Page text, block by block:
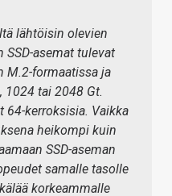
lähtöisin olevien
asemat tulevat
M.2-formaatissa ja
1024 tai 2048 Gt.
64-kerroksisia. Vaikka
heikompi kuin
SSD-aseman
samalle tasolle
korkeammalle